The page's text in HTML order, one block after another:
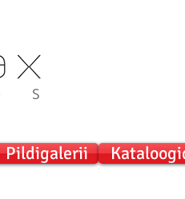
Pildigalerii